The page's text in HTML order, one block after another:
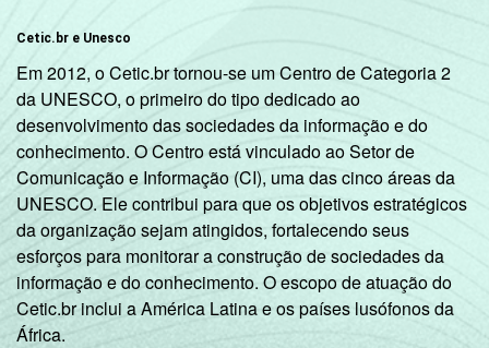
Cetic.br e Unesco
Em 2012, o Cetic.br tornou-se um Centro de Categoria 2
da UNESCO, o primeiro do tipo dedicado ao
desenvolvimento das sociedades da informação e do
conhecimento. O Centro está vinculado ao Setor de
Comunicação e Informação (CI), uma das cinco áreas da
UNESCO. Ele contribui para que os objetivos estratégicos
da organização sejam atingidos, fortalecendo seus
esforços para monitorar a construção de sociedades da
informação e do conhecimento. O escopo de atuação do
Cetic.br inclui a América Latina e os países lusófonos da
África.